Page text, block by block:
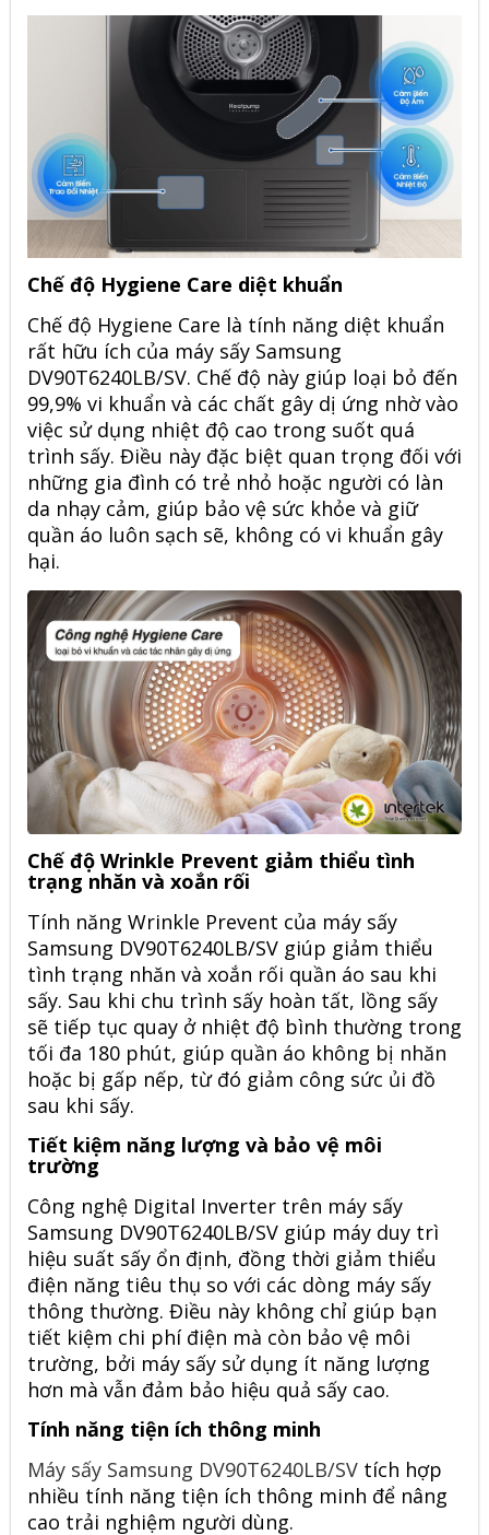
Chế độ Hygiene Care diệt khuẩn
Chế độ Hygiene Care là tính năng diệt khuẩn
rất hữu ích của máy sấy Samsung
DV90T6240LB/SV. Chế độ này giúp loại bỏ đến
99,9% vi khuẩn và các chất gây dị ứng nhờ vào
việc sử dụng nhiệt độ cao trong suốt quá
trình sấy. Điều này đặc biệt quan trọng đối với
những gia đình có trẻ nhỏ hoặc người có làn
da nhạy cảm, giúp bảo vệ sức khỏe và giữ
quần áo luôn sạch sẽ, không có vi khuẩn gây
hại.
Chế độ Wrinkle Prevent giảm thiểu tình
trạng nhăn và xoắn rối
Tính năng Wrinkle Prevent của máy sấy
Samsung DV90T6240LB/SV giúp giảm thiểu
tình trạng nhăn và xoắn rối quần áo sau khi
sấy. Sau khi chu trình sấy hoàn tất, lồng sấy
sẽ tiếp tục quay ở nhiệt độ bình thường trong
tối đa 180 phút, giúp quần áo không bị nhăn
hoặc bị gấp nếp, từ đó giảm công sức ủi đồ
sau khi sấy.
Tiết kiệm năng lượng và bảo vệ môi
trường
Công nghệ Digital Inverter trên máy sấy
Samsung DV90T6240LB/SV giúp máy duy trì
hiệu suất sấy ổn định, đồng thời giảm thiểu
điện năng tiêu thụ so với các dòng máy sấy
thông thường. Điều này không chỉ giúp bạn
tiết kiệm chi phí điện mà còn bảo vệ môi
trường, bởi máy sấy sử dụng ít năng lượng
hơn mà vẫn đảm bảo hiệu quả sấy cao.
Tính năng tiện ích thông minh
Máy sấy Samsung DV90T6240LB/SV tích hợp
nhiều tính năng tiện ích thông minh để nâng
cao trải nghiệm người dùng.